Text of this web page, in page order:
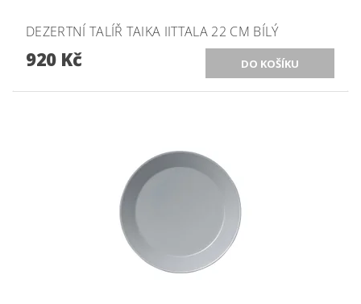
DEZERTNÍ TALÍŘ TAIKA IITTALA 22 CM BÍLÝ
920 Kč